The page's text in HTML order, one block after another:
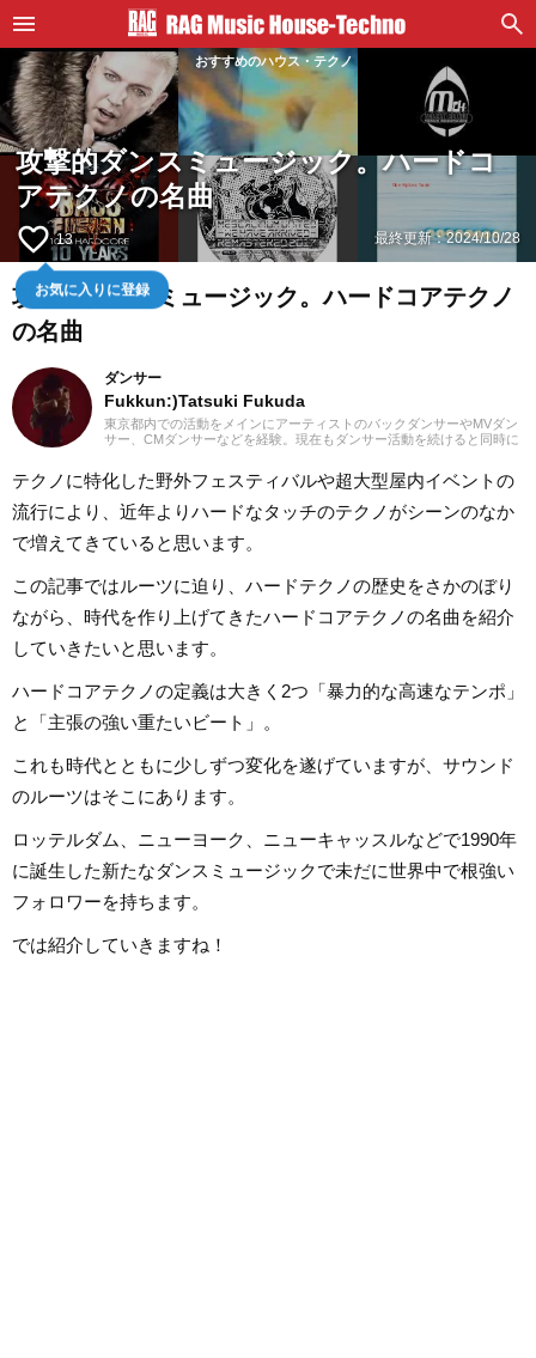
おすすめのハウス・テクノ
攻撃的ダンスミュージック。ハードコ
アテクノの名曲
favorite_border 13
お気に入りに登録
最終更新：2024/10/28
攻撃的ダンスミュージック。ハードコアテクノ
の名曲
ダンサー
Fukkun:)Tatsuki Fukuda
東京都内での活動をメインにアーティストのバックダンサーやMVダン
サー、CMダンサーなどを経験。現在もダンサー活動を続けると同時に
ったのをキッカケに、高校2年生からダンス活動を始める。ダンスを始
めてから今まで聴いていたJ-POPや邦楽ロック以外にも洋楽のR&Bや
ラップ、オルタナティブ系の音楽まで、主にダンスで使用される曲も
聴き始める。小学生の頃は3年間合唱団に所属し、歌うことが好きなの
で趣味でカラオケにもよく行きます！現在では邦楽ロックやラップ、
さらにはK-POPまで幅広くの音楽を好んで聴きます。
テクノに特化した野外フェスティバルや超大型屋内イベントの
流行により、近年よりハードなタッチのテクノがシーンのなか
で増えてきていると思います。
この記事ではルーツに迫り、ハードテクノの歴史をさかのぼり
ながら、時代を作り上げてきたハードコアテクノの名曲を紹介
していきたいと思います。
ハードコアテクノの定義は大きく2つ「暴力的な高速なテンポ」
と「主張の強い重たいビート」。
これも時代とともに少しずつ変化を遂げていますが、サウンド
のルーツはそこにあります。
ロッテルダム、ニューヨーク、ニューキャッスルなどで1990年
に誕生した新たなダンスミュージックで未だに世界中で根強い
フォロワーを持ちます。
では紹介していきますね！